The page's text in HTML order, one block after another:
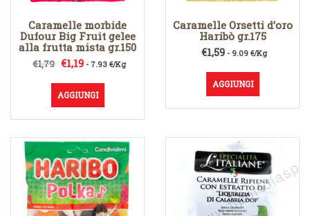
Caramelle morbide
Dufour Big Fruit gelee
alla frutta mista gr.150
€1,79 Il
originale
era:
€1,79.
€1,19Il
attuale
è:
€1,19.
- 7.93 €/Kg
AGGIUNGI
Caramelle Orsetti d’oro
Haribò gr.175
€1,59 - 9.09 €/Kg
AGGIUNGI